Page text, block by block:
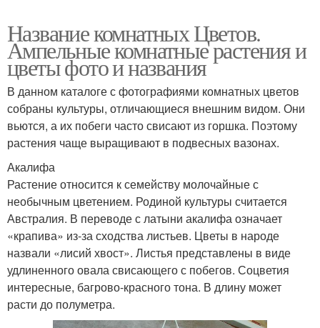
Название комнатных Цветов.
Ампельные комнатные растения и
цветы фото и названия
В данном каталоге с фотографиями комнатных цветов
собраны культуры, отличающиеся внешним видом. Они
вьются, а их побеги часто свисают из горшка. Поэтому
растения чаще выращивают в подвесных вазонах.
Акалифа
Растение относится к семейству молочайные с
необычным цветением. Родиной культуры считается
Австралия. В переводе с латыни акалифа означает
«крапива» из-за сходства листьев. Цветы в народе
назвали «лисий хвост». Листья представлены в виде
удлиненного овала свисающего с побегов. Соцветия
интересные, багрово-красного тона. В длину может
расти до полуметра.